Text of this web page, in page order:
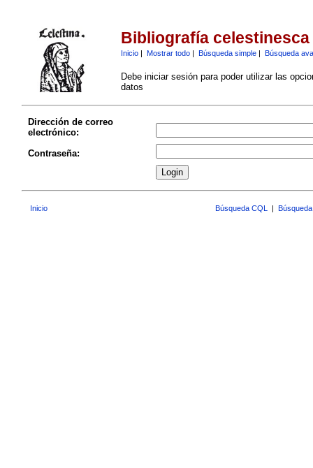
Bibliografía celestinesca
Inicio| Mostrar todo| Búsqueda simple| Búsqueda
Debe iniciar sesión para poder utilizar las
datos
Dirección de correo
electrónico:
Contraseña:
Inicio Búsqueda CQL |